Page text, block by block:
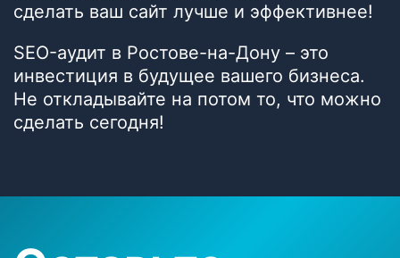
сделать ваш сайт лучше и эффективнее!
SEO-аудит в Ростове-на-Дону – это
инвестиция в будущее вашего бизнеса.
Не откладывайте на потом то, что можно
сделать сегодня!